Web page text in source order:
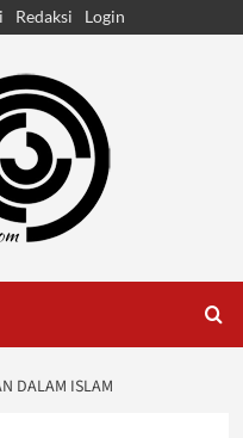
Redaksi Login
DALAM ISLAM